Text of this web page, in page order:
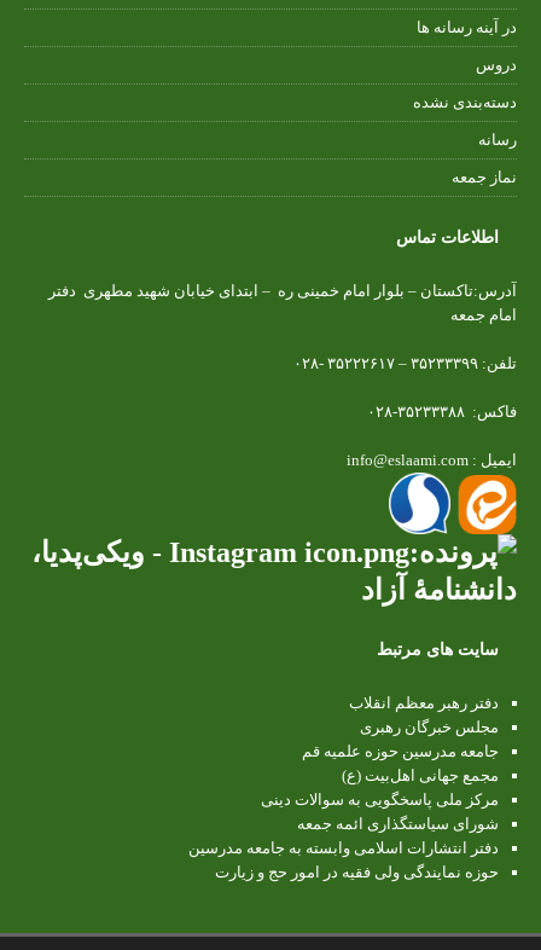
در آینه رسانه ها
دروس
دسته‌بندی نشده
رسانه
نماز جمعه
اطلاعات تماس
آدرس:تاکستان – بلوار امام خمینی ره – ابتدای خیابان شهید مطهری دفتر
امام جمعه
تلفن: ۳۵۲۳۳۳۹۹ – ۳۵۲۲۲۶۱۷ -۰۲۸
فاکس: ۳۵۲۳۳۳۸۸-۰۲۸
ایمیل : info@eslaami.com
سایت های مرتبط
دفتر رهبر معظم انقلاب
مجلس خبرگان رهبری
جامعه مدرسین حوزه علمیه قم
مجمع جهانی اهل‌بیت (ع)
مرکز ملی پاسخگویی به سوالات دینی
شورای سیاستگذاری ائمه جمعه
دفتر انتشارات اسلامی وابسته به جامعه مدرسین
حوزه نمایندگی ولی فقیه در امور حج و زیارت